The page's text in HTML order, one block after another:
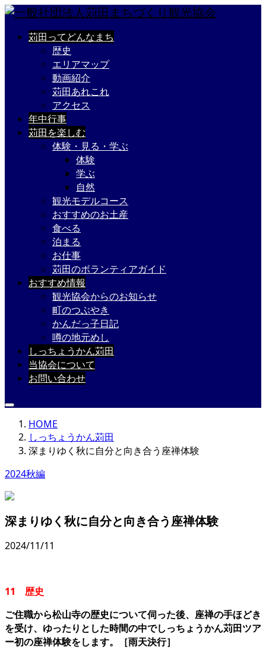
苅田ってどんなまち
歴史
エリアマップ
動画紹介
苅田あれこれ
アクセス
年中行事
苅田を楽しむ
体験・見る・学ぶ
体験
学ぶ
自然
観光モデルコース
おすすめのお土産
食べる
泊まる
お仕事
苅田のボランティアガイド
おすすめ情報
観光協会からのお知らせ
町のつぶやき
かんだっ子日記
噂の地元めし
しっちょうかん苅田
当協会について
お問い合わせ
HOME
しっちょうかん苅田
深まりゆく秋に自分と向き合う座禅体験
2024秋編
深まりゆく秋に自分と向き合う座禅体験
2024/11/11
11 歴史
ご住職から松山寺の歴史について伺った後、座禅の手ほどき
を受け、ゆったりとした時間の中でしっちょうかん苅田ツア
ー初の座禅体験をします。［雨天決行］